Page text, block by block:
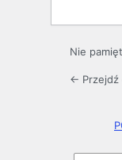
Nie
← Przejdź